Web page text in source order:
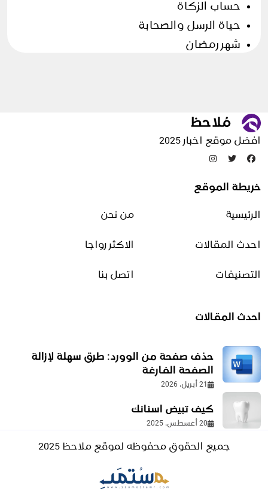
حساب الزكاة
حياة الرسل والصحابة
شهر رمضان
الأسرة
شؤون منزلية
طرق التحسين
طرق الربح من الإنترنت
منصات البيع
التعليم والتقنية
افضل موقع اخبار 2025
خريطة الموقع
الرئيسية من نحن
احدث المقالات الاكثر رواجا
التصنيفات اتصل بنا
احدث المقالات
حذف صفحة من الوورد: طرق سهلة لإزالة
الصفحة الفارغة
21 أبريل، 2026
كيف تبيض اسنانك
20 أغسطس، 2025
جميع الحقوق محفوظه لموقع ملاحظ 2025